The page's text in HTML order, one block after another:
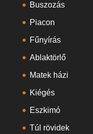
Buszozás
Piacon
Fűnyírás
Ablaktörlő
Matek házi
Kiégés
Eszkimó
Túl rövidek